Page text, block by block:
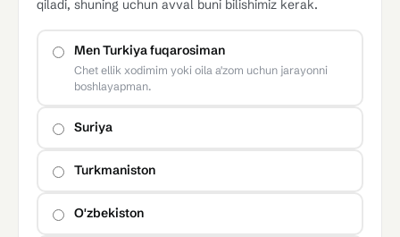
qiladi, shuning uchun avval buni bilishimiz kerak.
Men Turkiya fuqarosiman
Chet ellik xodimim yoki oila a'zom uchun jarayonni
boshlayapman.
Suriya
Turkmaniston
O'zbekiston